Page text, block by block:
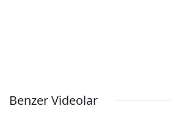
Benzer Videolar